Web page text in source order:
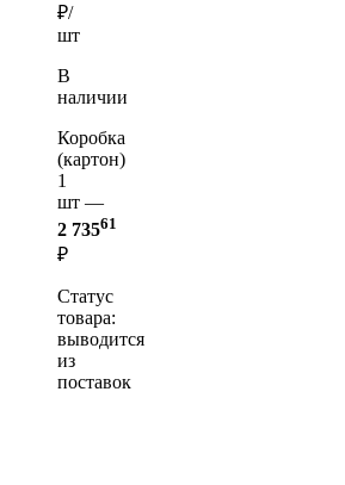
₽/
шт
В
наличии
Коробка
(картон)
1
шт —
2 73561
₽
Статус
товара:
выводится
из
поставок